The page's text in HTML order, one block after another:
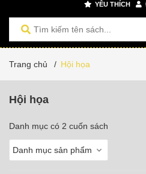
YÊU THÍCH
Trang chủ / Hội họa
Hội họa
Danh mục có 2 cuốn sách
Danh mục sản phẩm